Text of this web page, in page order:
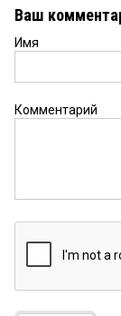
Ваш
Имя
Комментарий